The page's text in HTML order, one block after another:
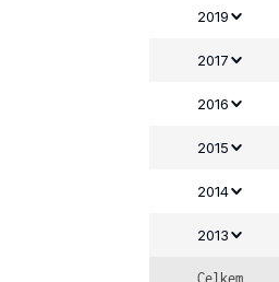
2019
2017
2016
2015
2014
2013
Celkem